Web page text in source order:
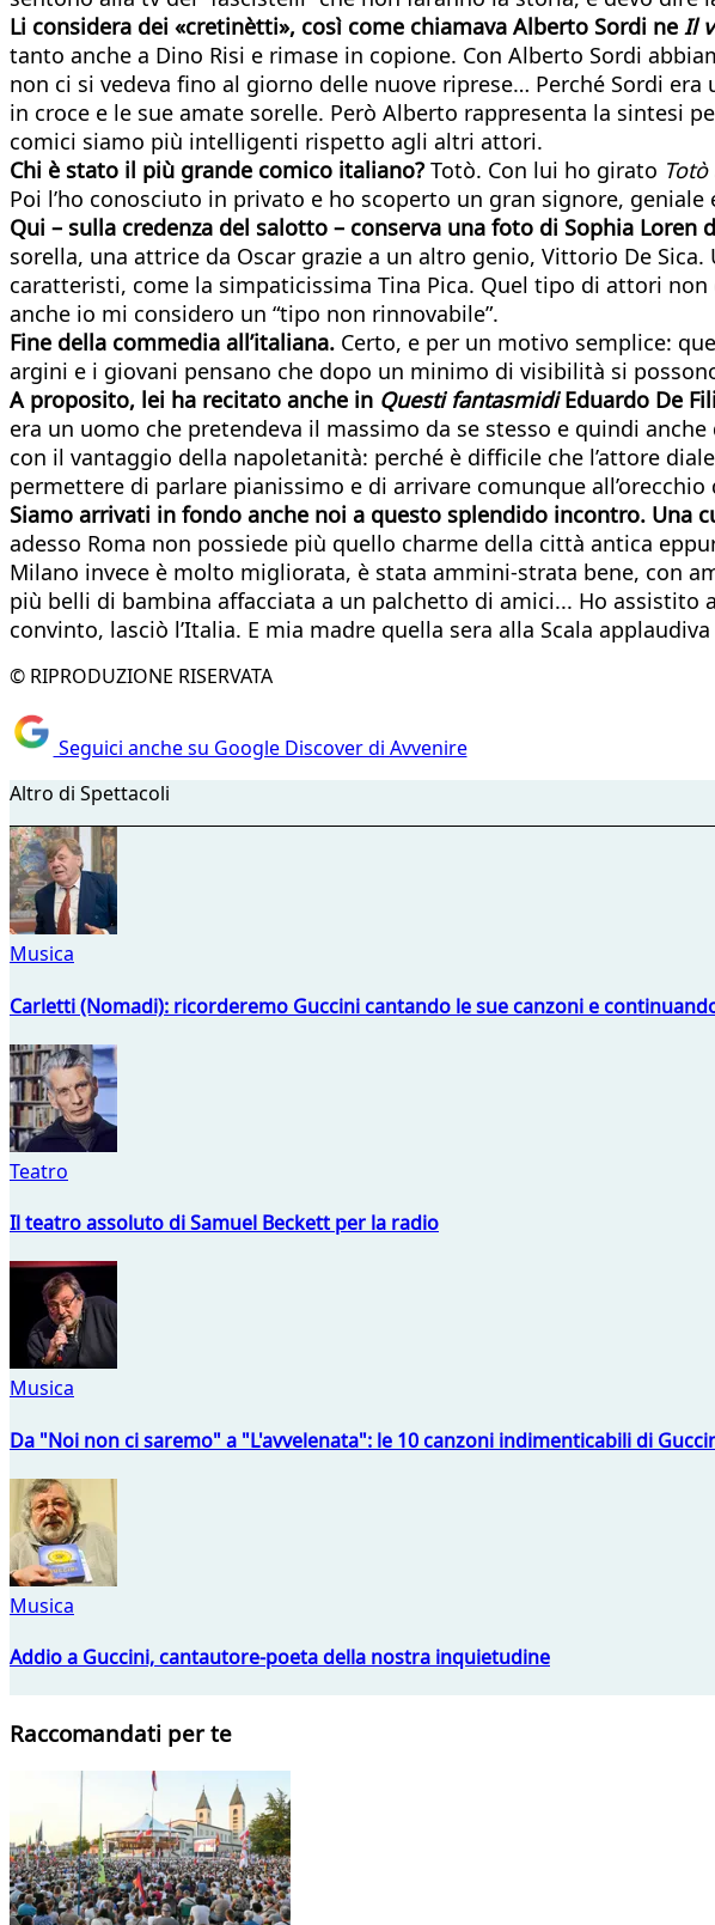
Li considera dei «cretinètti», così come chiamava Alberto Sordi ne Il
tanto anche a Dino Risi e rimase in copione. Con Alberto Sordi
non ci si vedeva fino al giorno delle nuove riprese… Perché Sordi
in croce e le sue amate sorelle. Però Alberto rappresenta la sintesi
comici siamo più intelligenti rispetto agli altri attori.
Chi è stato il più grande comico italiano? Totò. Con lui ho girato
Poi l’ho conosciuto in privato e ho scoperto un gran signore,
Qui – sulla credenza del salotto – conserva una foto di Sophia Loren
sorella, una attrice da Oscar grazie a un altro genio, Vittorio De
caratteristi, come la simpaticissima Tina Pica. Quel tipo di attori
anche io mi considero un “tipo non rinnovabile”.
Fine della commedia all’italiana. Certo, e per un motivo semplice:
argini e i giovani pensano che dopo un minimo di visibilità si
A proposito, lei ha recitato anche in Questi fantasmidi Eduardo De
era un uomo che pretendeva il massimo da se stesso e quindi
con il vantaggio della napoletanità: perché è difficile che l’attore
permettere di parlare pianissimo e di arrivare comunque
Siamo arrivati in fondo anche noi a questo splendido incontro. Una
adesso Roma non possiede più quello charme della città antica
Milano invece è molto migliorata, è stata ammini-strata bene, con
più belli di bambina affacciata a un palchetto di amici... Ho assistito
convinto, lasciò l’Italia. E mia madre quella sera alla Scala
© RIPRODUZIONE RISERVATA
Seguici anche su Google Discover di Avvenire
Altro di Spettacoli
Musica
Carletti (Nomadi): ricorderemo Guccini cantando le sue canzoni e
Teatro
Il teatro assoluto di Samuel Beckett per la radio
Musica
Da "Noi non ci saremo" a "L'avvelenata": le 10 canzoni indimenticabili di
Musica
Addio a Guccini, cantautore-poeta della nostra inquietudine
Raccomandati per te